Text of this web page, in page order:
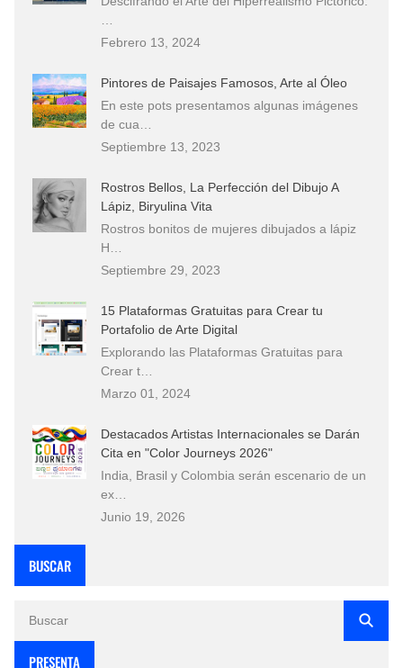
Febrero 13, 2024
Pintores de Paisajes Famosos, Arte al Óleo
En este pots presentamos algunas imágenes
de cua…
Septiembre 13, 2023
Rostros Bellos, La Perfección del Dibujo A
Lápiz, Biryulina Vita
Rostros bonitos de mujeres dibujados a lápiz
H…
Septiembre 29, 2023
15 Plataformas Gratuitas para Crear tu
Portafolio de Arte Digital
Explorando las Plataformas Gratuitas para
Crear t…
Marzo 01, 2024
Destacados Artistas Internacionales se Darán
Cita en "Color Journeys 2026"
India, Brasil y Colombia serán escenario de un
ex…
Junio 19, 2026
BUSCAR
PRESENTA